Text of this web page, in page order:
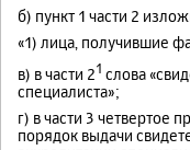
б) пункт 1 части 2
«1) лица, получившие
в) в части 21 слова
специалиста»;
г) в части 3 четвертое
порядок выдачи